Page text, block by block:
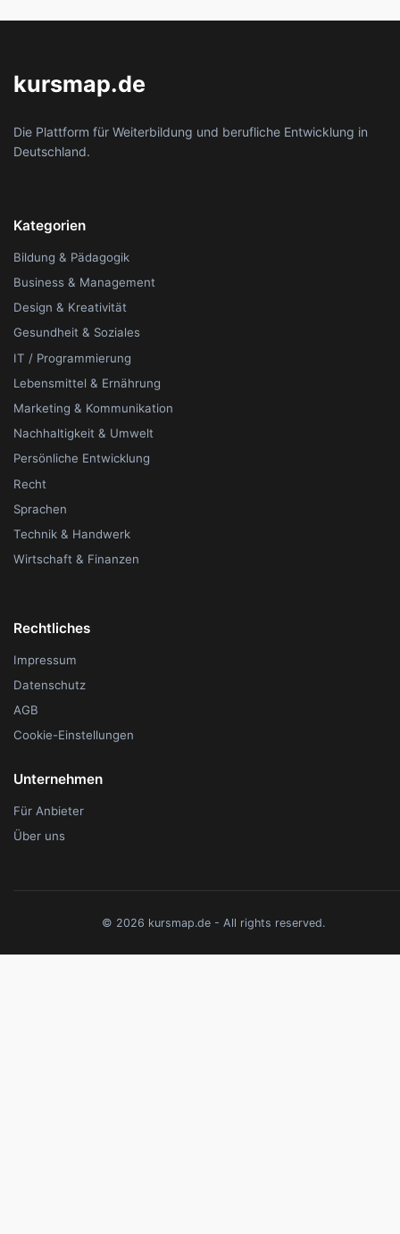
kursmap.de
Die Plattform für Weiterbildung und berufliche Entwicklung in
Deutschland.
Kategorien
Bildung & Pädagogik
Business & Management
Design & Kreativität
Gesundheit & Soziales
IT / Programmierung
Lebensmittel & Ernährung
Marketing & Kommunikation
Nachhaltigkeit & Umwelt
Persönliche Entwicklung
Recht
Sprachen
Technik & Handwerk
Wirtschaft & Finanzen
Rechtliches
Impressum
Datenschutz
AGB
Cookie-Einstellungen
Unternehmen
Für Anbieter
Über uns
© 2026 kursmap.de - All rights reserved.